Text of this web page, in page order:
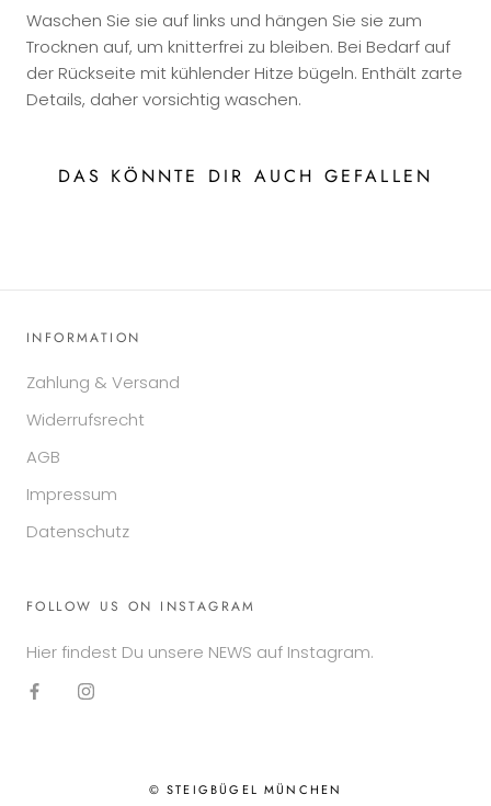
Waschen Sie sie auf links und hängen Sie sie zum
Trocknen auf, um knitterfrei zu bleiben. Bei Bedarf auf
der Rückseite mit kühlender Hitze bügeln. Enthält zarte
Details, daher vorsichtig waschen.
DAS KÖNNTE DIR AUCH GEFALLEN
INFORMATION
Zahlung & Versand
Widerrufsrecht
AGB
Impressum
Datenschutz
FOLLOW US ON INSTAGRAM
Hier findest Du unsere NEWS auf Instagram.
© STEIGBÜGEL MÜNCHEN